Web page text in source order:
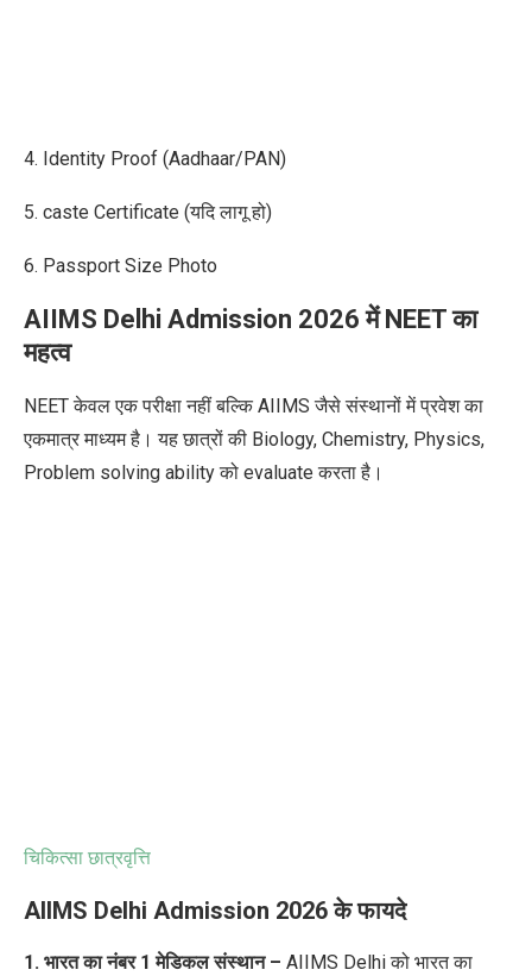
4. Identity Proof (Aadhaar/PAN)
5. caste Certificate (यदि लागू हो)
6. Passport Size Photo
AIIMS Delhi Admission 2026 में NEET का
महत्व
NEET केवल एक परीक्षा नहीं बल्कि AIIMS जैसे संस्थानों में प्रवेश का
एकमात्र माध्यम है। यह छात्रों की Biology, Chemistry, Physics,
Problem solving ability को evaluate करता है।
चिकित्सा छात्रवृत्ति
AIIMS Delhi Admission 2026के फायदे
1. भारत का नंबर 1मेडिकल संस्थान– AIIMS Delhiको भारत का